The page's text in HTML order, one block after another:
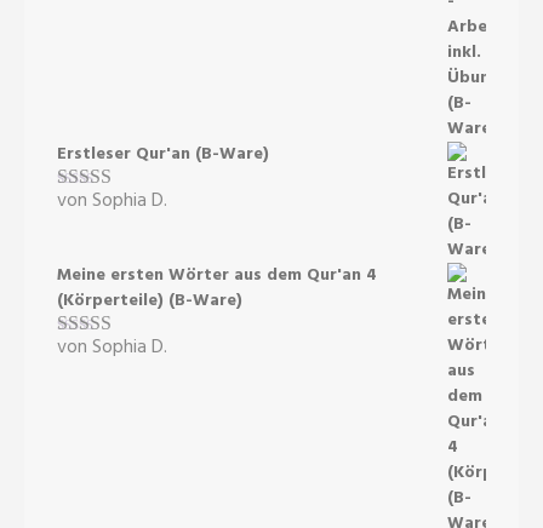
Erstleser Qur'an (B-Ware)
Bewertet mit
von Sophia D.
Meine ersten Wörter aus dem Qur'an 4
(Körperteile) (B-Ware)
Bewertet mit
von Sophia D.